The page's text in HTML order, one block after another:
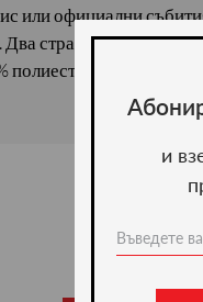
или официални
Два странични джоба и
23% вискоза,
и